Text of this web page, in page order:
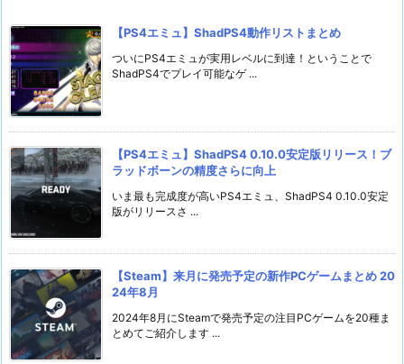
【PS4エミュ】ShadPS4動作リストまとめ
ついにPS4エミュが実用レベルに到達！ということで
ShadPS4でプレイ可能なゲ ...
【PS4エミュ】ShadPS4 0.10.0安定版リリース！ブ
ラッドボーンの精度さらに向上
いま最も完成度が高いPS4エミュ、ShadPS4 0.10.0安定
版がリリースさ ...
【Steam】来月に発売予定の新作PCゲームまとめ 20
24年8月
2024年8月にSteamで発売予定の注目PCゲームを20種ま
とめてご紹介します ...